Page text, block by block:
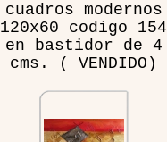
cuadros modernos
120x60 codigo 154
en bastidor de 4
cms. ( VENDIDO)